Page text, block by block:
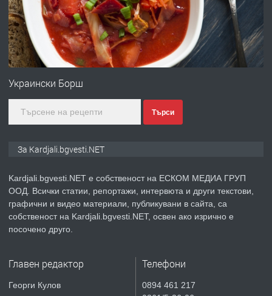
преди 7 месеца
ПРЕДЛАГА
Гараж под наем в супер център
на язовир Студен кладенец 331м2 |
преди 1 година
ПРЕДЛАГА
Курс
Украински Борш
Търси
За Kardjali.bgvesti.NET
Kardjali.bgvesti.NET е собственост на ЕСКОМ МЕДИА ГРУП
ООД. Всички статии, репортажи, интервюта и други текстови,
графични и видео материали, публикувани в сайта, са
собственост на Kardjali.bgvesti.NET, освен ако изрично е
посочено друго.
Главен редактор
Георги Кулов
Телефони
0894 461 217